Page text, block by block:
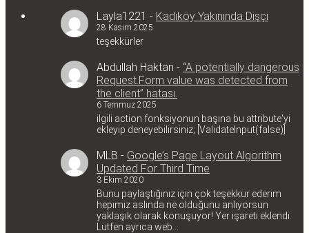
Layla1221 - Kadıköy Yakınında Dişçi
28 Kasım 2025
teşekkürler
Abdullah Haktan - “A potentially dangerous
Request.Form value was detected from
the client” hatası.
6 Temmuz 2025
ilgili action fonksiyonun başına bu attribute'yi
ekleyip deneyebilirsiniz; [ValidateInput(false)]
MLB - Google’s Page Layout Algorithm
Updated For Third Time
3 Ekim 2020
Bunu paylaştığınız için çok teşekkür ederim
hepimiz aslında ne olduğunu anlıyorsun
yaklaşık olarak konuşuyor! Yer işareti eklendi.
Lütfen ayrıca web…